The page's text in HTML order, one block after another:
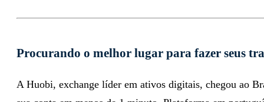
Procurando o melhor lugar para fazer seus
A Huobi, exchange líder em ativos digitais, chegou ao